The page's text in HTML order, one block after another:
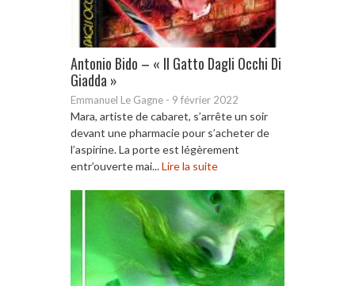
Antonio Bido – « Il Gatto Dagli Occhi Di
Giadda »
Emmanuel Le Gagne - 9 février 2022
Mara, artiste de cabaret, s’arrête un soir
devant une pharmacie pour s’acheter de
l’aspirine. La porte est légèrement
entr’ouverte mai...Lire la suite